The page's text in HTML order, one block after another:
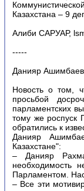
Казахстана – 9
Алиби САРУАР,
-----
Данияр
Новость о том,
просьбой
парламентских
тому же роспуск
обратились к
Данияр
Казахстане":
– Данияр
необходимость
Парламентом.
– Все эти